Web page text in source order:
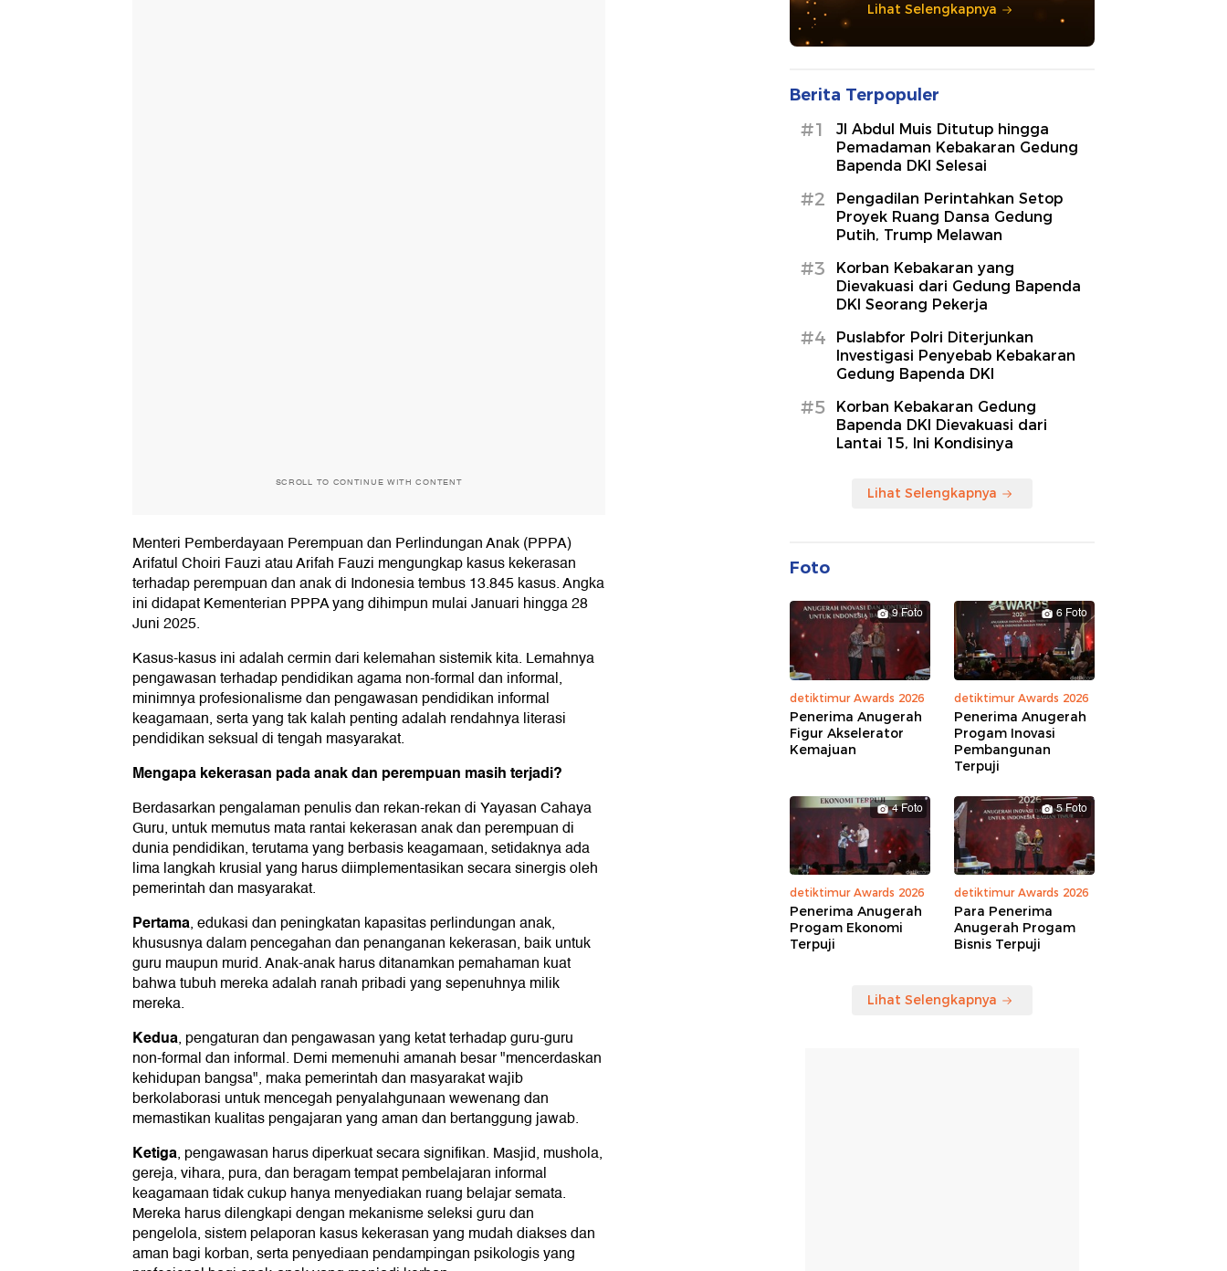
SCROLL TO CONTINUE WITH CONTENT
Menteri Pemberdayaan Perempuan dan Perlindungan Anak (PPPA)
Arifatul Choiri Fauzi atau Arifah Fauzi mengungkap kasus kekerasan
terhadap perempuan dan anak di Indonesia tembus 13.845 kasus. Angka
ini didapat Kementerian PPPA yang dihimpun mulai Januari hingga 28
Juni 2025.
Kasus-kasus ini adalah cermin dari kelemahan sistemik kita. Lemahnya
pengawasan terhadap pendidikan agama non-formal dan informal,
minimnya profesionalisme dan pengawasan pendidikan informal
keagamaan, serta yang tak kalah penting adalah rendahnya literasi
pendidikan seksual di tengah masyarakat.
Mengapa kekerasan pada anak dan perempuan masih terjadi?
Berdasarkan pengalaman penulis dan rekan-rekan di Yayasan Cahaya
Guru, untuk memutus mata rantai kekerasan anak dan perempuan di
dunia pendidikan, terutama yang berbasis keagamaan, setidaknya ada
lima langkah krusial yang harus diimplementasikan secara sinergis oleh
pemerintah dan masyarakat.
Pertama, edukasi dan peningkatan kapasitas perlindungan anak,
khususnya dalam pencegahan dan penanganan kekerasan, baik untuk
guru maupun murid. Anak-anak harus ditanamkan pemahaman kuat
bahwa tubuh mereka adalah ranah pribadi yang sepenuhnya milik
mereka.
Kedua, pengaturan dan pengawasan yang ketat terhadap guru-guru
non-formal dan informal. Demi memenuhi amanah besar "mencerdaskan
kehidupan bangsa", maka pemerintah dan masyarakat wajib
berkolaborasi untuk mencegah penyalahgunaan wewenang dan
memastikan kualitas pengajaran yang aman dan bertanggung jawab.
Ketiga, pengawasan harus diperkuat secara signifikan. Masjid, mushola,
gereja, vihara, pura, dan beragam tempat pembelajaran informal
keagamaan tidak cukup hanya menyediakan ruang belajar semata.
Mereka harus dilengkapi dengan mekanisme seleksi guru dan
pengelola, sistem pelaporan kasus kekerasan yang mudah diakses dan
aman bagi korban, serta penyediaan pendampingan psikologis yang
Lihat Selengkapnya
Berita Terpopuler
#1
Jl Abdul Muis Ditutup hingga
Pemadaman Kebakaran Gedung
Bapenda DKI Selesai
#2
Pengadilan Perintahkan Setop
Proyek Ruang Dansa Gedung
Putih, Trump Melawan
#3
Korban Kebakaran yang
Dievakuasi dari Gedung Bapenda
DKI Seorang Pekerja
#4
Puslabfor Polri Diterjunkan
Investigasi Penyebab Kebakaran
Gedung Bapenda DKI
#5
Korban Kebakaran Gedung
Bapenda DKI Dievakuasi dari
Lantai 15, Ini Kondisinya
Lihat Selengkapnya
Foto
9 Foto
detiktimur Awards 2026
Penerima Anugerah
Figur Akselerator
Kemajuan
6 Foto
detiktimur Awards 2026
Penerima Anugerah
Progam Inovasi
Pembangunan
Terpuji
4 Foto
detiktimur Awards 2026
Penerima Anugerah
Progam Ekonomi
Terpuji
5 Foto
detiktimur Awards 2026
Para Penerima
Anugerah Progam
Bisnis Terpuji
Lihat Selengkapnya